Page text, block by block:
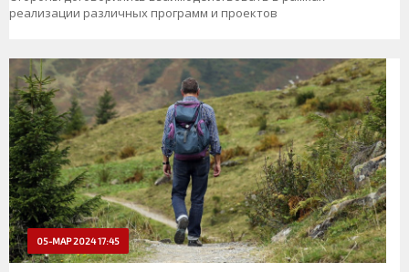
реализации различных программ и проектов
05-МАР 2024 17:45